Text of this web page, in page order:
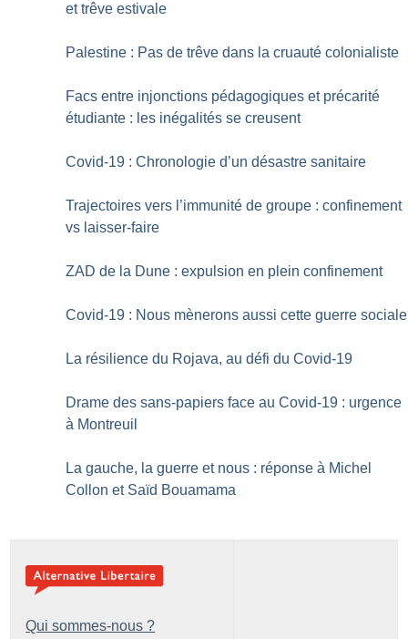
et trêve estivale
Palestine : Pas de trêve dans la cruauté colonialiste
Facs entre injonctions pédagogiques et précarité
étudiante : les inégalités se creusent
Covid-19 : Chronologie d’un désastre sanitaire
Trajectoires vers l’immunité de groupe : confinement
vs laisser-faire
ZAD de la Dune : expulsion en plein confinement
Covid-19 : Nous mènerons aussi cette guerre sociale
La résilience du Rojava, au défi du Covid-19
Drame des sans-papiers face au Covid-19 : urgence
à Montreuil
La gauche, la guerre et nous : réponse à Michel
Collon et Saïd Bouamama
Qui sommes-nous ?